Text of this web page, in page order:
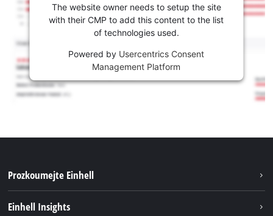
The website owner needs to setup the site
with their CMP to add this content to the list
of technologies used.
Powered by Usercentrics Consent
Management Platform
Prozkoumejte Einhell
Einhell Insights